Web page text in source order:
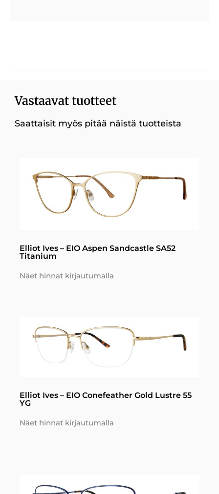
Vastaavat tuotteet
Saattaisit myös pitää näistä tuotteista
Elliot Ives – EIO Aspen Sandcastle SA52
Titanium
Näet hinnat kirjautumalla
Elliot Ives – EIO Conefeather Gold Lustre 55
YG
Näet hinnat kirjautumalla